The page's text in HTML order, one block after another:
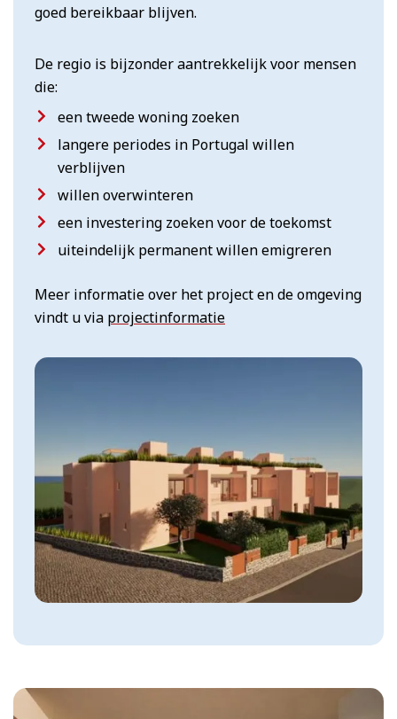
goed bereikbaar blijven.
De regio is bijzonder aantrekkelijk voor mensen
die:
een tweede woning zoeken
langere periodes in Portugal willen
verblijven
willen overwinteren
een investering zoeken voor de toekomst
uiteindelijk permanent willen emigreren
Meer informatie over het project en de omgeving
vindt u via projectinformatie